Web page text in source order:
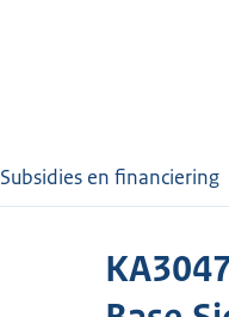
Subsidies en financiering